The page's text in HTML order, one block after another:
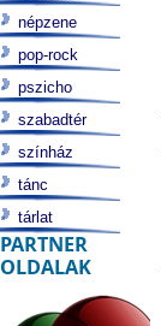
népzene
pop-rock
pszicho
szabadtér
színház
tánc
tárlat
PARTNER
OLDALAK